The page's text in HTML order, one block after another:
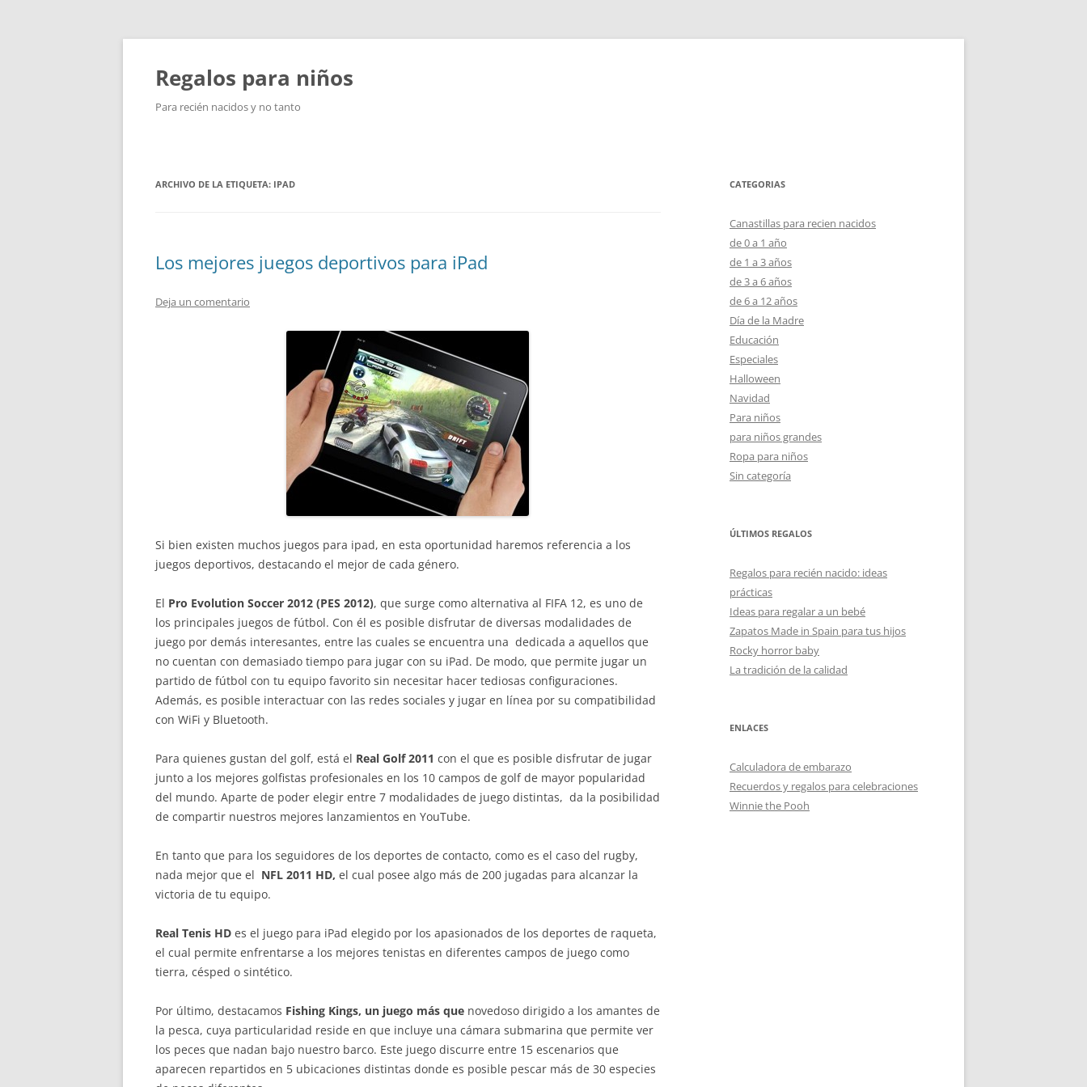
Saltar
contenido
Regalos para niños
Para recién nacidos y no tanto
ARCHIVO DE LA ETIQUETA: IPAD
Los mejores juegos deportivos para iPad
Deja un comentario
Si bien existen muchos juegos para ipad, en esta oportunidad haremos referencia a los
juegos deportivos, destacando el mejor de cada género.
El Pro Evolution Soccer 2012 (PES 2012), que surge como alternativa al FIFA 12, es uno de
los principales juegos de fútbol. Con él es posible disfrutar de diversas modalidades de
juego por demás interesantes, entre las cuales se encuentra una dedicada a aquellos que
no cuentan con demasiado tiempo para jugar con su iPad. De modo, que permite jugar un
partido de fútbol con tu equipo favorito sin necesitar hacer tediosas configuraciones.
Además, es posible interactuar con las redes sociales y jugar en línea por su compatibilidad
con WiFi y Bluetooth.
Para quienes gustan del golf, está el Real Golf 2011 con el que es posible disfrutar de jugar
junto a los mejores golfistas profesionales en los 10 campos de golf de mayor popularidad
del mundo. Aparte de poder elegir entre 7 modalidades de juego distintas, da la posibilidad
de compartir nuestros mejores lanzamientos en YouTube.
En tanto que para los seguidores de los deportes de contacto, como es el caso del rugby,
nada mejor que el NFL 2011 HD, el cual posee algo más de 200 jugadas para alcanzar la
victoria de tu equipo.
Real Tenis HD es el juego para iPad elegido por los apasionados de los deportes de raqueta,
el cual permite enfrentarse a los mejores tenistas en diferentes campos de juego como
tierra, césped o sintético.
Por último, destacamos Fishing Kings, un juego más que novedoso dirigido a los amantes de
la pesca, cuya particularidad reside en que incluye una cámara submarina que permite ver
los peces que nadan bajo nuestro barco. Este juego discurre entre 15 escenarios que
aparecen repartidos en 5 ubicaciones distintas donde es posible pescar más de 30 especies
CATEGORIAS
Canastillas para recien nacidos
de 0 a 1 año
de 1 a 3 años
de 3 a 6 años
de 6 a 12 años
Día de la Madre
Educación
Especiales
Halloween
Navidad
Para niños
para niños grandes
Ropa para niños
Sin categoría
ÚLTIMOS REGALOS
Regalos para recién nacido: ideas
prácticas
Ideas para regalar a un bebé
Zapatos Made in Spain para tus hijos
Rocky horror baby
La tradición de la calidad
ENLACES
Calculadora de embarazo
Recuerdos y regalos para celebraciones
Winnie the Pooh